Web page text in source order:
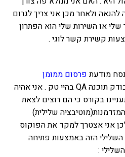
ולאחר מכן אני צריך לגרום
או השירות שלי הוא הפתרון
קשירת קשר לוגי .
מודעתפרסום ממומן
להרשמה לקורס בודק תוכנה QA בהיי טק . אני אהיה
בקורס כי הם רוצים לצאת
שלילית)
אני אצטרך למקד את הפוקוס
הזה באמצעות פתיחה
: